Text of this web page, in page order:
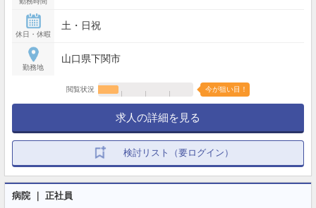
休日・休暇
土・日祝
勤務地
山口県下関市
閲覧状況 今が狙い目！
求人の詳細を見る
検討リスト（要ログイン）
病院 ｜ 正社員